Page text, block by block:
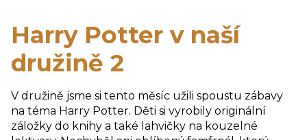
Harry Potter v naší
družině 2
V družině jsme si tento měsíc užili spoustu zábavy
na téma Harry Potter. Děti si vyrobily originální
záložky do knihy a také lahvičky na kouzelné